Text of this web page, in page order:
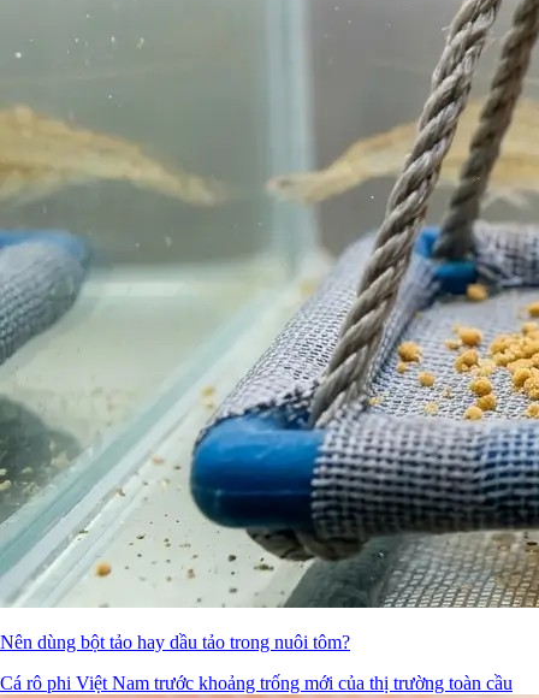
Nên dùng bột tảo hay dầu tảo trong nuôi tôm?
Cá rô phi Việt Nam trước khoảng trống mới của thị trường toàn cầu